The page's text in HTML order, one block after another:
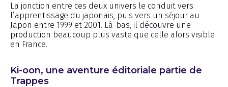
La jonction entre ces deux univers le conduit vers
l’apprentissage du japonais, puis vers un séjour au
Japon entre 1999 et 2001. Là-bas, il découvre une
production beaucoup plus vaste que celle alors visible
en France.
Ki-oon, une aventure éditoriale partie de
Trappes